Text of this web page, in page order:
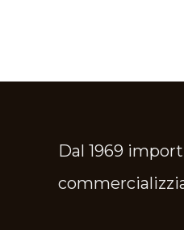
Dal 1969